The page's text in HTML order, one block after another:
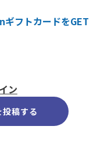
フトカードをGET
ン
投稿する